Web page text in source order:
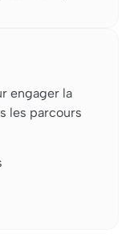
engager la
les parcours